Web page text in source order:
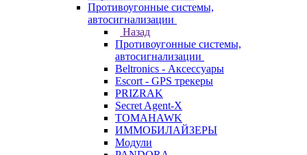
Противоугонные системы,
автосигнализации
Назад
Противоугонные системы,
автосигнализации
Beltronics - Аксессуары
Escort - GPS трекеры
PRIZRAK
Secret Agent-X
TOMAHAWK
ИММОБИЛАЙЗЕРЫ
Модули